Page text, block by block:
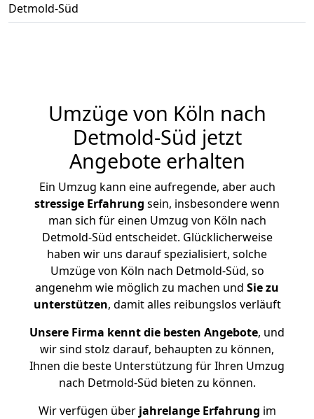
Detmold-Süd
Umzüge von Köln nach
Detmold-Süd jetzt
Angebote erhalten
Ein Umzug kann eine aufregende, aber auch
stressige Erfahrung sein, insbesondere wenn
man sich für einen Umzug von Köln nach
Detmold-Süd entscheidet. Glücklicherweise
haben wir uns darauf spezialisiert, solche
Umzüge von Köln nach Detmold-Süd, so
angenehm wie möglich zu machen und Sie zu
unterstützen, damit alles reibungslos verläuft
Unsere Firma kennt die besten Angebote, und
wir sind stolz darauf, behaupten zu können,
Ihnen die beste Unterstützung für Ihren Umzug
nach Detmold-Süd bieten zu können.
Wir verfügen überjahrelange Erfahrung im